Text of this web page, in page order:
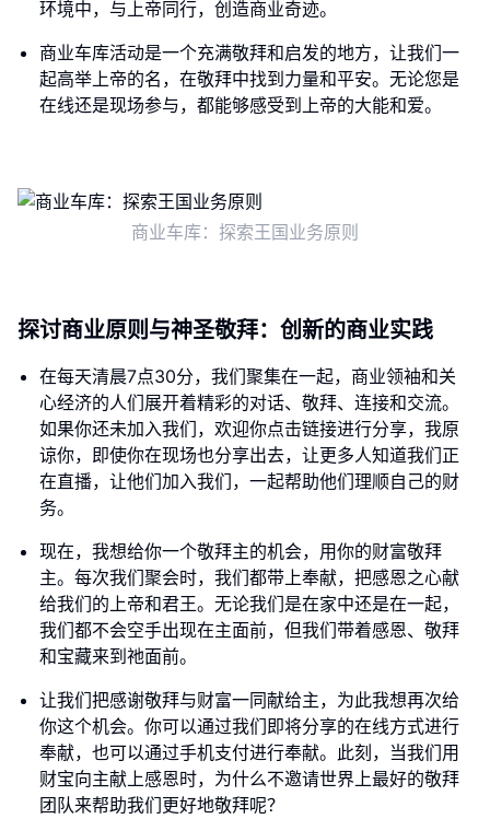
环境中，与上帝同行，创造商业奇迹。
商业车库活动是一个充满敬拜和启发的地方，让我们一
起高举上帝的名，在敬拜中找到力量和平安。无论您是
在线还是现场参与，都能够感受到上帝的大能和爱。
商业车库：探索王国业务原则
探讨商业原则与神圣敬拜：创新的商业实践
在每天清晨7点30分，我们聚集在一起，商业领袖和关
心经济的人们展开着精彩的对话、敬拜、连接和交流。
如果你还未加入我们，欢迎你点击链接进行分享，我原
谅你，即使你在现场也分享出去，让更多人知道我们正
在直播，让他们加入我们，一起帮助他们理顺自己的财
务。
现在，我想给你一个敬拜主的机会，用你的财富敬拜
主。每次我们聚会时，我们都带上奉献，把感恩之心献
给我们的上帝和君王。无论我们是在家中还是在一起，
我们都不会空手出现在主面前，但我们带着感恩、敬拜
和宝藏来到祂面前。
让我们把感谢敬拜与财富一同献给主，为此我想再次给
你这个机会。你可以通过我们即将分享的在线方式进行
奉献，也可以通过手机支付进行奉献。此刻，当我们用
财宝向主献上感恩时，为什么不邀请世界上最好的敬拜
团队来帮助我们更好地敬拜呢？